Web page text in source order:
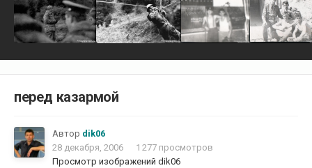
перед казармой
Автор dik06
28 декабря, 2006
1 277 просмотров
Просмотр изображений dik06